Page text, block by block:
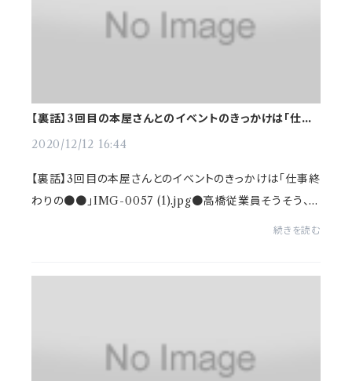
【裏話】3回目の本屋さんとのイベントのきっかけは「仕事
2020/12/12 16:44
【裏話】3回目の本屋さんとのイベントのきっかけは「仕事終
わりの●●」IMG-0057 (1).jpg●高橋従業員そうそう、3
回目の販売会はどこ出店したんですか？のぞく●かわうそ
続きを読む